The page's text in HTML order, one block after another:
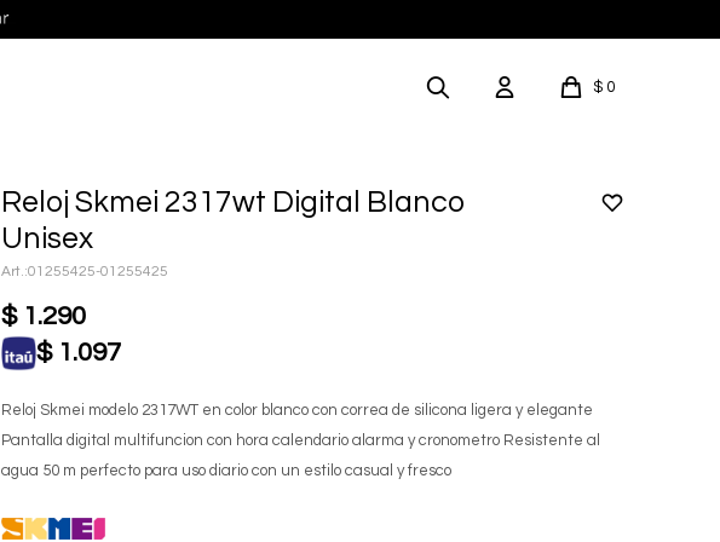
$ 0
Reloj Skmei 2317wt Digital Blanco
Unisex
01255425-01255425
$ 1.290
$ 1.097
Reloj Skmei modelo 2317WT en color blanco con correa de silicona ligera y elegante
Pantalla digital multifuncion con hora calendario alarma y cronometro Resistente al
agua 50 m perfecto para uso diario con un estilo casual y fresco